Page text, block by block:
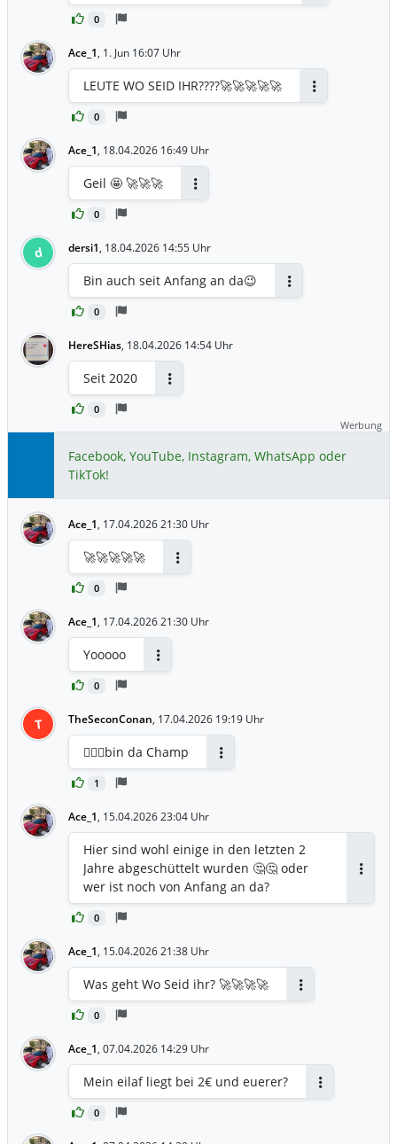
0
Ace_1, 1. Jun 16:07 Uhr
0
LEUTE WO SEID IHR????🚀🚀🚀🚀🚀
Ace_1, 18.04.2026 16:49 Uhr
0
Geil 🤩 🚀🚀🚀
d dersi1, 18.04.2026 14:55 Uhr
0
Bin auch seit Anfang an da😉
HereSHias, 18.04.2026 14:54 Uhr
0
Seit 2020
Werbung
Facebook, YouTube, Instagram, WhatsApp oder
TikTok!
Ace_1, 17.04.2026 21:30 Uhr
0
🚀🚀🚀🚀🚀
Ace_1, 17.04.2026 21:30 Uhr
0
Yooooo
T TheSeconConan, 17.04.2026 19:19 Uhr
1
🙋🏼‍♂️bin da Champ
Ace_1, 15.04.2026 23:04 Uhr
0
Hier sind wohl einige in den letzten 2
Jahre abgeschüttelt wurden 🤔🤔 oder
wer ist noch von Anfang an da?
Ace_1, 15.04.2026 21:38 Uhr
0
Was geht Wo Seid ihr? 🚀🚀🚀🚀
Ace_1, 07.04.2026 14:29 Uhr
0
Mein eilaf liegt bei 2€ und euerer?